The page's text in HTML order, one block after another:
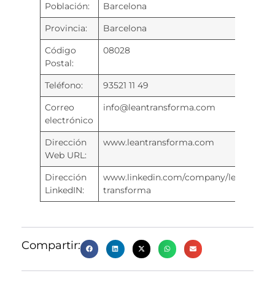
Población:
Barcelona
Provincia:
Barcelona
Código
Postal:
08028
Teléfono:
93521 11 49
Correo
electrónico
info@leantransforma.com
Dirección
Web URL:
www.leantransforma.com
Dirección
LinkedIN:
www.linkedin.com/company/lean-
transforma
Compartir: